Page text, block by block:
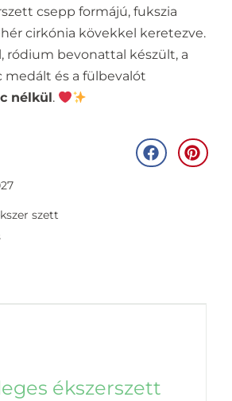
csepp formájú, fukszia
cirkónia kövekkel keretezve.
ródium bevonattal készült, a
medált és a fülbevalót
nélkül .
szett
ékszerszett